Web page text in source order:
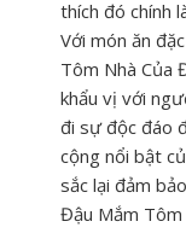
thích đó chính
Với món ăn
Tôm Nhà Của
khẩu vị với
đi sự độc đáo
cộng nổi bật
sắc lại đảm
Đậu Mắm Tôm